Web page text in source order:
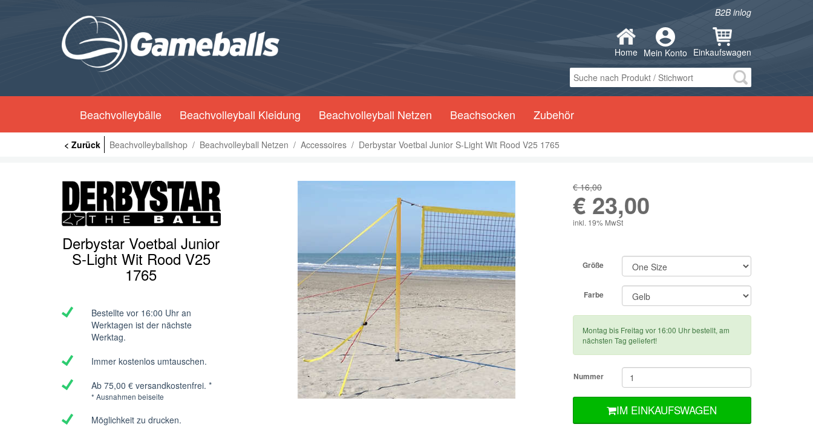
B2B inlog
Home Mein Konto Einkaufswagen
Beachvolleybälle Beachvolleyball Kleidung Beachvolleyball Netzen Beachsocken Zubehör
< Zurück Beachvolleyballshop / Beachvolleyball Netzen / Accessoires / Derbystar Voetbal Junior S-Light Wit Rood V25 1765
Derbystar Voetbal Junior
S-Light Wit Rood V25
1765
Bestellte vor 16:00 Uhr an
Werktagen ist der nächste
Werktag.
Immer kostenlos umtauschen.
Ab 75,00 € versandkostenfrei. *
* Ausnahmen beiseite
Möglichkeit zu drucken.
€ 16,00
€ 23,00
inkl. 19% MwSt
Größe
Farbe
Montag bis Freitag vor 16:00 Uhr bestellt, am
nächsten Tag geliefert!
Nummer
IM EINKAUFSWAGEN